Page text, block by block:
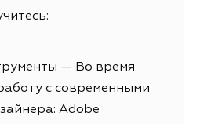
— Во время
с современными
Adobe